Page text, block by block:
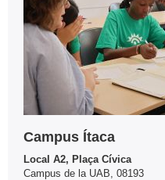
Campus Ítaca
Local A2, Plaça Cívica
Campus de la UAB, 08193